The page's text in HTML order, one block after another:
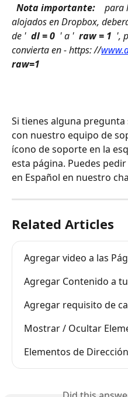
Nota importante:
para
alojados en Dropbox,
de ' dl = 0 ' a ' raw = 1 ',
convierta en - https: //
raw=1
Si tienes alguna
con nuestro equipo de
ícono de soporte en la
esta página. Puedes
en Español en nuestro
Related Articles
Agregar video a las
Agregar Contenido a
Agregar requisito de
Mostrar / Ocultar
Elementos de Dirección